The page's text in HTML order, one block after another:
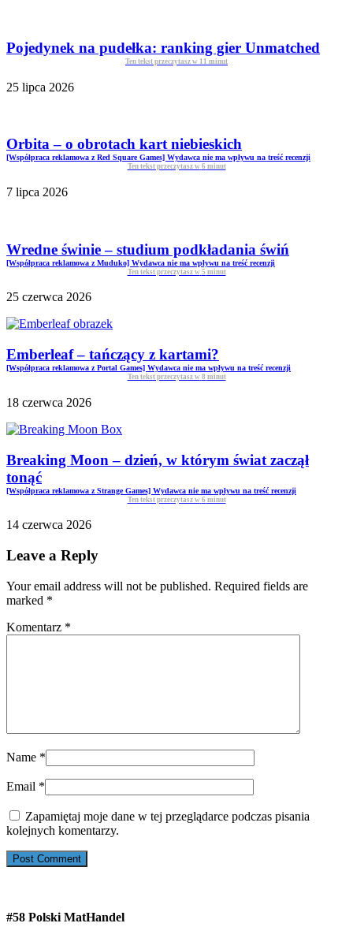
Pojedynek na pudełka: ranking gier Unmatched
Ten tekst przeczytasz w 11 minut
25 lipca 2026
Orbita – o obrotach kart niebieskich
[Współpraca reklamowa z Red Square Games] Wydawca nie ma wpływu na treść recenzji
Ten tekst przeczytasz w 6 minut
7 lipca 2026
Wredne świnie – studium podkładania świń
[Współpraca reklamowa z Muduko] Wydawca nie ma wpływu na treść recenzji
Ten tekst przeczytasz w 5 minut
25 czerwca 2026
Emberleaf – tańczący z kartami?
[Współpraca reklamowa z Portal Games] Wydawca nie ma wpływu na treść recenzji
Ten tekst przeczytasz w 8 minut
18 czerwca 2026
Breaking Moon – dzień, w którym świat zaczął
tonąć
[Współpraca reklamowa z Strange Games] Wydawca nie ma wpływu na treść recenzji
Ten tekst przeczytasz w 6 minut
14 czerwca 2026
Leave a Reply
Your email address will not be published. Required fields are
marked *
Komentarz *
Name *
Email *
Zapamiętaj moje dane w tej przeglądarce podczas pisania
kolejnych komentarzy.
#58 Polski MatHandel